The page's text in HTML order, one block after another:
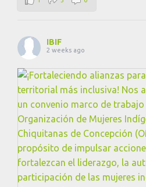
IBIF
2 weeks ago